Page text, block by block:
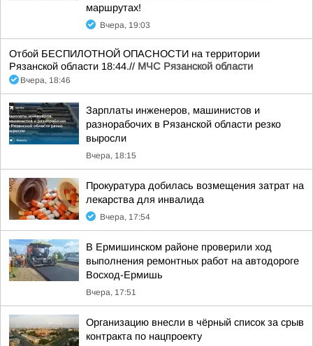
маршрутах!
Вчера, 19:03
Отбой БЕСПИЛОТНОЙ ОПАСНОСТИ на территории
Рязанской области 18:44.// МЧС Рязанской области
Вчера, 18:46
Зарплаты инженеров, машинистов и
разнорабочих в Рязанской области резко
выросли
Вчера, 18:15
Прокуратура добилась возмещения затрат на
лекарства для инвалида
Вчера, 17:54
В Ермишинском районе проверили ход
выполнения ремонтных работ на автодороге
Восход-Ермишь
Вчера, 17:51
Организацию внесли в чёрный список за срыв
контракта по нацпроекту